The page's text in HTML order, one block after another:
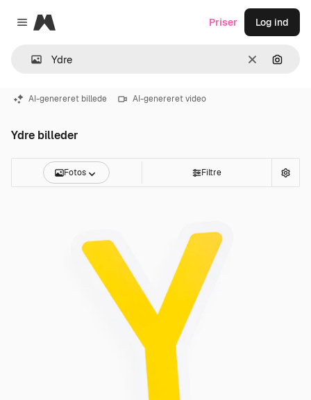
Close menu
Magnific
Klar Søg
Priser Log ind
AI-genereret billede AI-genereret video
Ydre billeder
Fotos Filtre